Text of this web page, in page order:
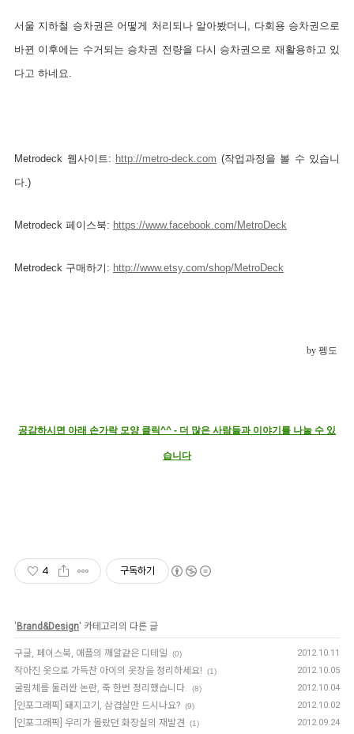
서울 지하철 승차권은 어떻게 처리되나 알아봤더니, 다회용 승차권으로
바뀐 이후에는 수거되는 승차권 전량을 다시 승차권으로 재활용하고 있
다고 하네요.
Metrodeck 웹사이트: http://metro-deck.com (작업과정을 볼 수 있습니
다.)
Metrodeck 페이스북: https://www.facebook.com/MetroDeck
Metrodeck 구매하기: http://www.etsy.com/shop/MetroDeck
by 펭도
공감하시면 아래 손가락 모양 클릭^^ - 더 많은 사람들과 이야기를 나눌 수 있
습니다
4 구독하기
' Brand&Design' 카테고리의 다른 글
구글, 페이스북, 애플의 깨알같은 디테일 (0) 2012.10.11
작아진 옷으로 가득찬 아이의 옷장을 정리하세요! (1) 2012.10.05
굴림체를 둘러싼 논란, 죽 한번 정리했습니다. (8) 2012.10.04
[인포그래픽] 돼지고기, 삼겹살만 드시나요? (9) 2012.10.02
[인포그래픽] 우리가 몰랐던 화장실의 재발견 (1) 2012.09.24